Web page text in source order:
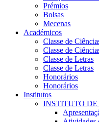
Prémios
Bolsas
Mecenas
Académicos
Classe de
Classe de
Classe de Letras
Classe de Letras
Honorários
Honorários
Institutos
INSTITUTO DE